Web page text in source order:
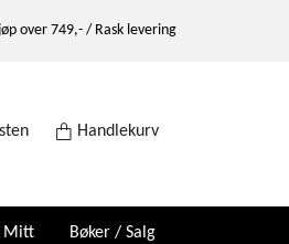
over 749,- / Rask levering
Handlekurv
Mitt Bøker / Salg